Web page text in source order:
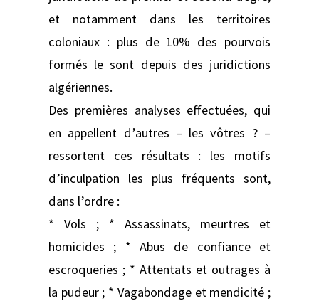
et notamment dans les territoires
coloniaux : plus de 10% des pourvois
formés le sont depuis des juridictions
algériennes.
Des premières analyses effectuées, qui
en appellent d’autres – les vôtres ? –
ressortent ces résultats : les motifs
d’inculpation les plus fréquents sont,
dans l’ordre :
* Vols ; * Assassinats, meurtres et
homicides ; * Abus de confiance et
escroqueries ; * Attentats et outrages à
la pudeur ; * Vagabondage et mendicité ;